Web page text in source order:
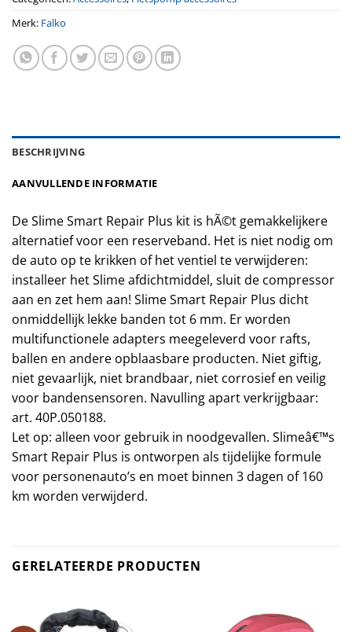
Merk: Falko
BESCHRIJVING
AANVULLENDE INFORMATIE
De Slime Smart Repair Plus kit is hÃ©t gemakkelijkere
alternatief voor een reserveband. Het is niet nodig om
de auto op te krikken of het ventiel te verwijderen:
installeer het Slime afdichtmiddel, sluit de compressor
aan en zet hem aan! Slime Smart Repair Plus dicht
onmiddellijk lekke banden tot 6 mm. Er worden
multifunctionele adapters meegeleverd voor rafts,
ballen en andere opblaasbare producten. Niet giftig,
niet gevaarlijk, niet brandbaar, niet corrosief en veilig
voor bandensensoren. Navulling apart verkrijgbaar:
art. 40P.050188.
Let op: alleen voor gebruik in noodgevallen. Slimeâ€™s
Smart Repair Plus is ontworpen als tijdelijke formule
voor personenauto’s en moet binnen 3 dagen of 160
km worden verwijderd.
GERELATEERDE PRODUCTEN